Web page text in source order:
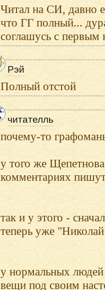
Читал на СИ, давно
что ГГ полный...
соглашусь с первым
Рэй
Полный отстой
читателль
почему-то
у того же Щепетнова
комментариях
так и у этого -
теперь уже
у нормальных людей
вещи под своим